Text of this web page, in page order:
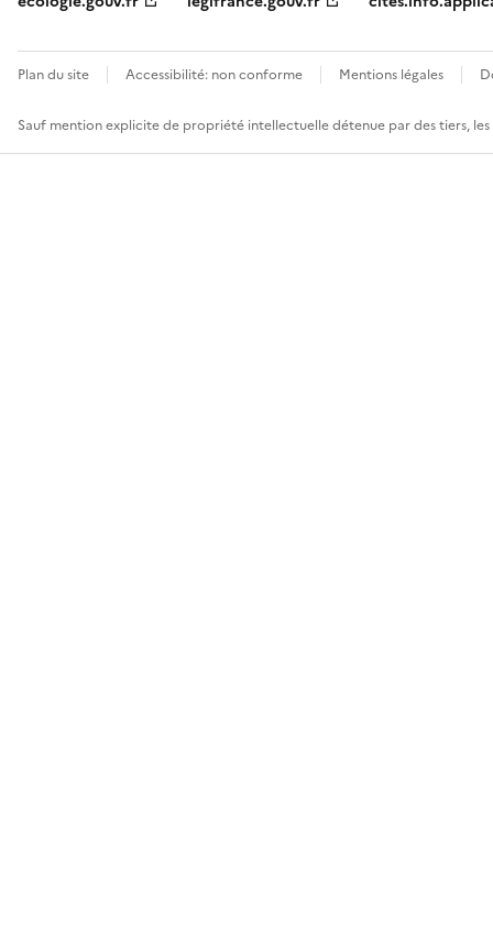
Plan du site Accessibilité: non conforme Mentions légales
Sauf mention explicite de propriété intellectuelle détenue par des tiers,